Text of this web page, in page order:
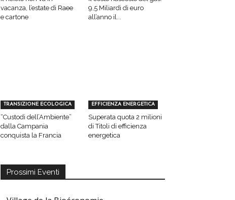
vacanza, l’estate di Raee
e cartone
9,5 Miliardi di euro
all’anno il...
TRANSIZIONE ECOLOGICA
“Custodi dell’Ambiente”
dalla Campania
conquista la Francia
EFFICIENZA ENERGETICA
Superata quota 2 milioni
di Titoli di efficienza
energetica
Prossimi Eventi